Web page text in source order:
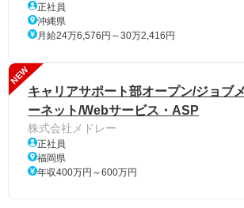
正社員
沖縄県
月給24万6,576円～30万2,416円
NEW
キャリアサポート部オープン/ジョブ
ーネット/Webサービス・ASP
株式会社メドレー
正社員
福岡県
年収400万円～600万円